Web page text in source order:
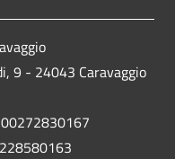
9 - 24043 Caravaggio
00272830167